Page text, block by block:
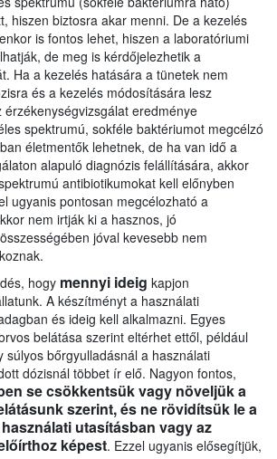
hiszen biztosra akar menni. De a kezelés
is fontos lehet, hiszen a laboratóriumi
de meg is kérdőjelezhetik a
Ha a kezelés hatására a tünetek nem
és a kezelés módosítására lesz
eredménye
spektrumú, sokféle baktériumot megcélzó
életmentők lehetnek, de ha van idő a
alapuló diagnózis felállítására, akkor
antibiotikumokat kell előnyben
ugyanis pontosan megcélozható a
nem irtják ki a hasznos, jó
jóval kevesebb nem
hogy mennyi ideig kapjon
A készítményt a használati
és ideig kell alkalmazni. Egyes
belátása szerint eltérhet ettől, például
súlyos bőrgyulladásnál a használati
dózisnál többet ír elő. Nagyon fontos,
se csökkentsük vagy növeljük a
szerint, és ne rövidítsük le a
utasításban vagy az
képest. Ezzel ugyanis elősegítjük,